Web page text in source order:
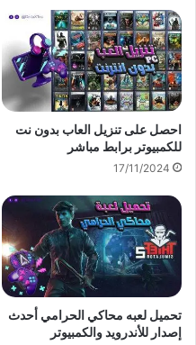
احصل على تنزيل العاب بدون نت
للكمبيوتر برابط مباشر
17/11/2024
تحميل لعبه محاكي الحرامي أحدث
إصدار للأندرويد والكمبيوتر